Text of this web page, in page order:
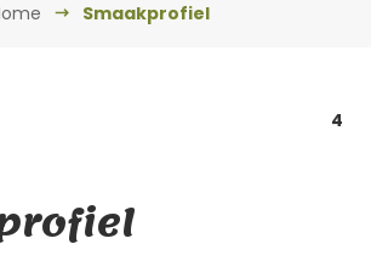
Smaakprofiel
4